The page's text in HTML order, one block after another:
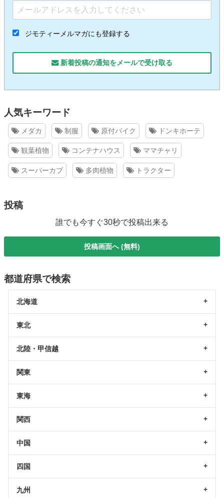
ジモティーメルマガにも登録する
新着投稿の通知をメールで受け取る
人気キーワード
メダカ 制服 原付バイク ドンキホーテ
観葉植物 コンテナハウス ママチャリ
スーパーカブ 多肉植物 トラクター
投稿
誰でも今すぐ30秒で投稿出来る
投稿画面へ (無料)
都道府県で検索
北海道
東北
北陸・甲信越
関東
東海
関西
中国
四国
九州